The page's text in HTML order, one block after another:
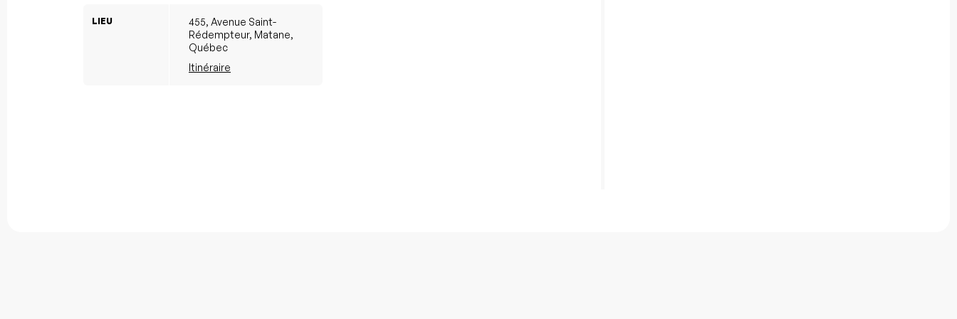
LIEU
455, Avenue Saint-
Rédempteur, Matane,
Québec
Itinéraire